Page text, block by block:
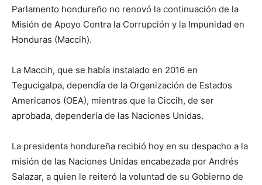
Parlamento hondureño no renovó la continuación de la
Misión de Apoyo Contra la Corrupción y la Impunidad en
Honduras (Maccih).
La Maccih, que se había instalado en 2016 en
Tegucigalpa, dependía de la Organización de Estados
Americanos (OEA), mientras que la Ciccih, de ser
aprobada, dependería de las Naciones Unidas.
La presidenta hondureña recibió hoy en su despacho a la
misión de las Naciones Unidas encabezada por Andrés
Salazar, a quien le reiteró la voluntad de su Gobierno de